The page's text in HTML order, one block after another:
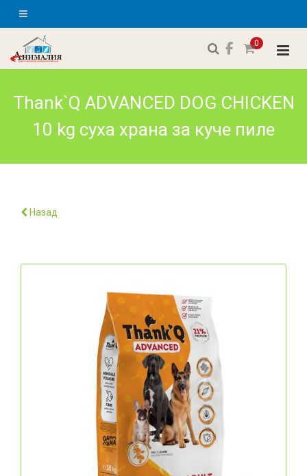
0
Thank`Q ADVANCED DOG CHICKEN
10 kg суха храна за куче пиле
Назад